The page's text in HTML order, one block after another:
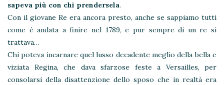
sapeva più con chi prendersela.
Con il giovane Re era ancora presto, anche se sappiamo tutti
come è andata a finire nel 1789, e pur sempre di un re si
trattava…
Chi poteva incarnare quel lusso decadente meglio della bella e
viziata Regina, che dava sfarzose feste a Versailles, per
consolarsi della disattenzione dello sposo che in realtà era